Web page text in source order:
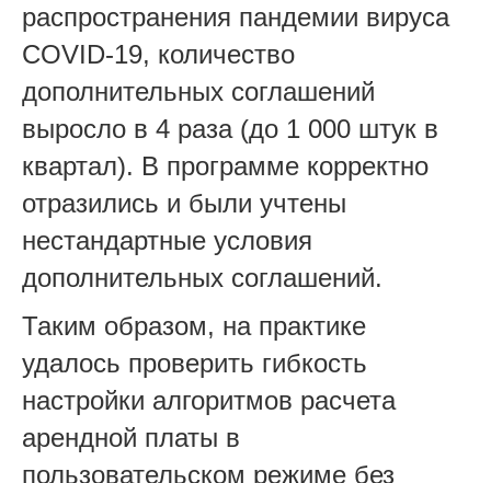
распространения пандемии вируса
COVID-19, количество
дополнительных соглашений
выросло в 4 раза (до 1 000 штук в
квартал). В программе корректно
отразились и были учтены
нестандартные условия
дополнительных соглашений.
Таким образом, на практике
удалось проверить гибкость
настройки алгоритмов расчета
арендной платы в
пользовательском режиме без